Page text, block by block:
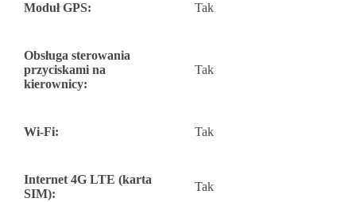
Moduł GPS: Tak
Obsługa sterowania
przyciskami na
kierownicy:
Tak
Wi-Fi: Tak
Internet 4G LTE (karta
SIM):
Tak